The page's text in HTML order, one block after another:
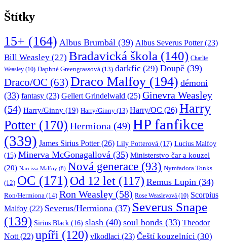
Štítky
15+ (164) Albus Brumbál (39) Albus Severus Potter(23)
Bill Weasley (27) Bradavická škola (140) Charlie
Weasley (10) Daphné Greengrassová (13) darkfic (29) Doupě (39)
Draco/OC (63) Draco Malfoy (194) démoni
(33) fantasy (23) Gellert Grindelwald (25) Ginevra Weasley
(54) Harry/Ginny (19) Harry/Ginny (13) Harry/OC (26) Harry
Potter (170) Hermiona (49) HP fanfikce
(339) James Sirius Potter(26) Lily Potterová (17) Lucius Malfoy
(15) Minerva McGonagallová (35) Ministerstvo čar a kouzel
(20) Narcissa Malfoy (8) Nová generace (93) Nymfadora Tonks
(12) OC (171) Od 12 let (117) Remus Lupin (34)
Ron/Hermiona (14) Ron Weasley (58) Rose Weasleyová (10) Scorpius
Malfoy (22) Severus/Hermiona (37) Severus Snape
(139) Sirius Black (16) slash (40) soul bonds (33) Theodor
Nott (22) upíři (120) vlkodlaci (23) Čeští kouzelníci (30)